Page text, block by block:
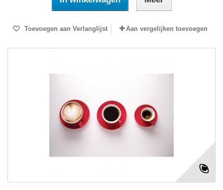
Toevoegen aan Verlanglijst Aan vergelijken toevoegen